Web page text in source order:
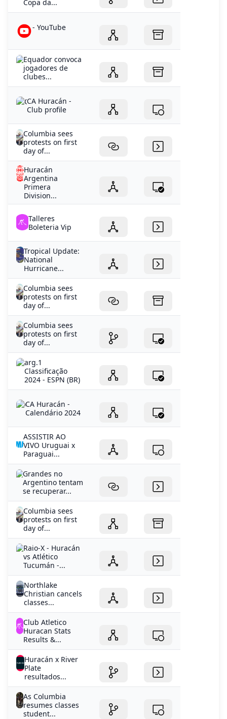
Copa da...
- YouTube
Equador convoca
jogadores de
clubes...
CA Huracán -
Club profile
Columbia sees
protests on first
day of...
Huracán
Argentina
Primera
Division...
Talleres
Boleteria Vip
Tropical Update:
National
Hurricane...
Columbia sees
protests on first
day of...
Columbia sees
protests on first
day of...
arg.1
Classificação
2024 - ESPN (BR)
CA Huracán -
Calendário 2024
ASSISTIR AO
VIVO Uruguai x
Paraguai...
Grandes no
Argentino tentam
se recuperar...
Columbia sees
protests on first
day of...
Raio-X - Huracán
vs Atlético
Tucumán -...
Northlake
Christian cancels
classes...
Club Atletico
Huracan Stats
Results &...
Huracán x River
Plate
resultados...
As Columbia
resumes classes
student...